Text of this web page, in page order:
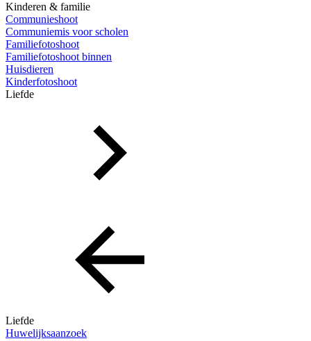
Kinderen & familie
Communieshoot
Communiemis voor scholen
Familiefotoshoot
Familiefotoshoot binnen
Huisdieren
Kinderfotoshoot
Liefde
Liefde
Huwelijksaanzoek